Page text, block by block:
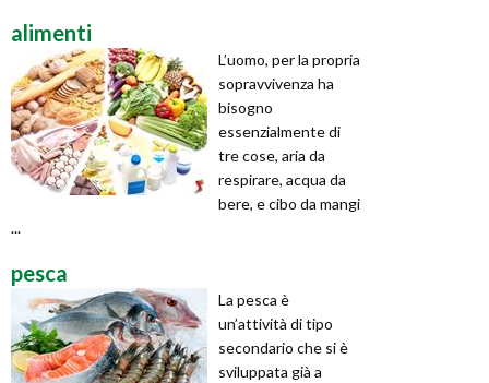
alimenti
L’uomo, per la propria
sopravvivenza ha
bisogno
essenzialmente di
tre cose, aria da
respirare, acqua da
bere, e cibo da mangi
...
pesca
La pesca è
un’attività di tipo
secondario che si è
sviluppata già a